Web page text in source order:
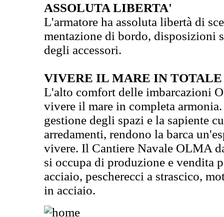
ASSOLUTA LIBERTA'
L'armatore ha assoluta libertà di
mentazione di bordo, disposizioni
degli accessori.
VIVERE IL MARE IN TOTALE
L'alto comfort delle imbarcazioni
vivere il mare in completa
gestione degli spazi e la sapiente
arredamenti, rendono la barca
vivere. Il Cantiere Navale OLMA
si occupa di produzione e vendita
acciaio, pescherecci a strascico,
in acciaio.